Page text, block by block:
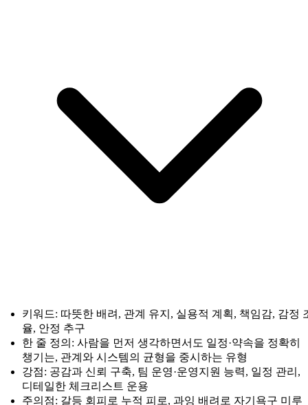
키워드: 따뜻한 배려, 관계 유지, 실용적 계획, 책임감, 감정
율, 안정 추구
한 줄 정의: 사람을 먼저 생각하면서도 일정·약속을 정확히
챙기는, 관계와 시스템의 균형을 중시하는 유형
강점: 공감과 신뢰 구축, 팀 운영·운영지원 능력, 일정 관리,
디테일한 체크리스트 운용
주의점: 갈등 회피로 누적 피로, 과잉 배려로 자기욕구 미루